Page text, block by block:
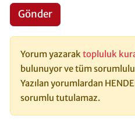
Gönder
Yorum yazarak topluluk
bulunuyor ve tüm
Yazılan yorumlardan
sorumlu tutulamaz.